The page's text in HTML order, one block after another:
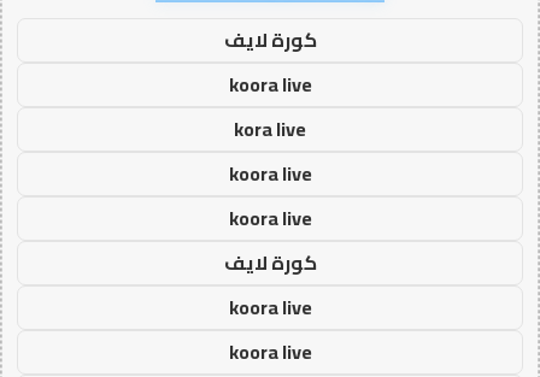
كورة لايف
koora live
kora live
koora live
koora live
كورة لايف
koora live
koora live